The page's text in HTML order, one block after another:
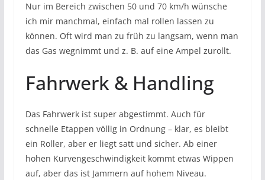
Nur im Bereich zwischen 50 und 70 km/h wünsche
ich mir manchmal, einfach mal rollen lassen zu
können. Oft wird man zu früh zu langsam, wenn man
das Gas wegnimmt und z. B. auf eine Ampel zurollt.
Fahrwerk & Handling
Das Fahrwerk ist super abgestimmt. Auch für
schnelle Etappen völlig in Ordnung – klar, es bleibt
ein Roller, aber er liegt satt und sicher. Ab einer
hohen Kurvengeschwindigkeit kommt etwas Wippen
auf, aber das ist Jammern auf hohem Niveau.